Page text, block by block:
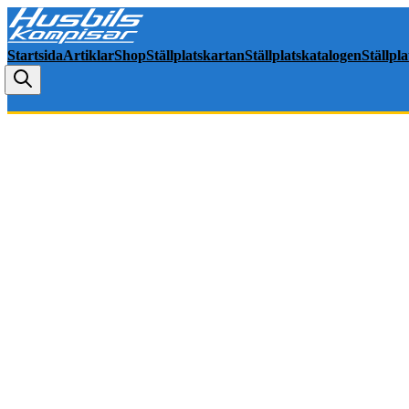
StartsidaArtiklarShopStällplatskartanStällplatskatalogen